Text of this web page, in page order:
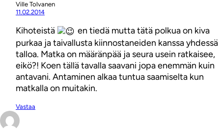
Ville Tolvanen
11.02.2014
Kihoteistä
en tiedä mutta tätä polkua on kiva
purkaa ja taivallusta kiinnostaneiden kanssa yhdessä
talloa. Matka on määränpää ja seura usein ratkaisee,
eikö?! Koen tällä tavalla saavani jopa enemmän kuin
antavani. Antaminen alkaa tuntua saamiselta kun
matkalla on muitakin.
Vastaa